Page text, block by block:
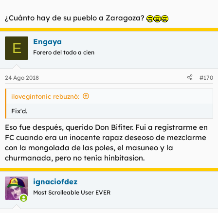
¿Cuánto hay de su pueblo a Zaragoza?
E Engaya
Forero del todo a cien
24 Ago 2018 #170
ilovegintonic rebuznó:
Fix'd.
Eso fue después, querido Don Bifiter. Fui a registrarme en
FC cuando era un inocente rapaz deseoso de mezclarme
con la mongolada de las poles, el masuneo y la
churmanada, pero no tenía hinbitasion.
ignaciofdez
Most Scrolleable User EVER